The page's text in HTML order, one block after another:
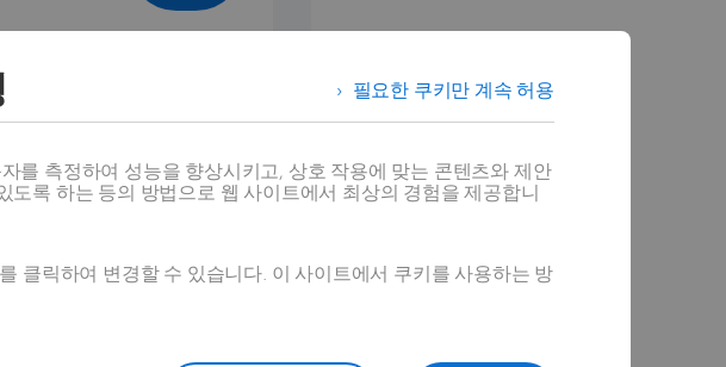
보
기
작
하여 SOLIDWORKS를 배우고 사
필요한 쿠키만 계속 허용
를 측정하여 성능을 향상시키고, 상호 작용에 맞는 콘텐츠와 제안
록 하는 등의 방법으로 웹 사이트에서 최상의 경험을 제공합니
클릭하여 변경할 수 있습니다. 이 사이트에서 쿠키를 사용하는 방